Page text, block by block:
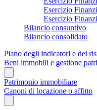
Esercizio
Esercizio
Bilancio consuntivo
Bilancio consolidato
Piano degli indicatori e dei
Beni immobili e gestione
Patrimonio immobiliare
Canoni di locazione o affitto